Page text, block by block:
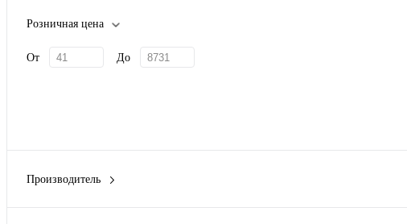
Розничная цена
От До
Производитель